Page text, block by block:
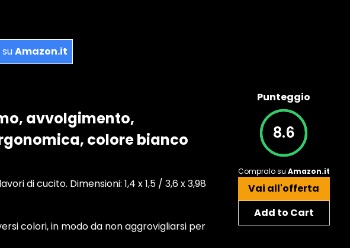
Amazon.it
avvolgimento,
colore bianco
di cucito. Dimensioni: 1,4 x 1,5 / 3,6 x 3,98
colori, in modo da non aggrovigliarsi per
Punteggio
8.6
Compralo su Amazon.it
Vai all'offerta
Add to Cart